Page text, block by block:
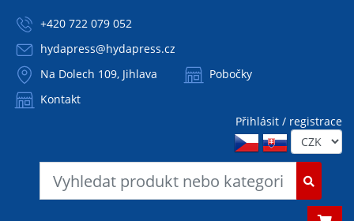
+420 722 079 052
hydapress@hydapress.cz
Na Dolech 109, Jihlava
Pobočky
Kontakt
Přihlásit / registrace